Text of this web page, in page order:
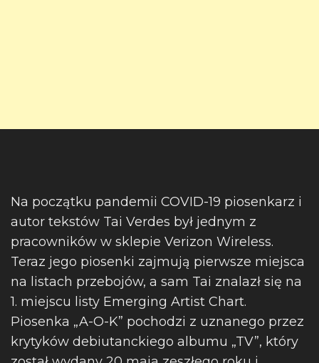
Na początku pandemii COVID-19 piosenkarz i
autor tekstów Tai Verdes był jednym z
pracowników w sklepie Verizon Wireless.
Teraz jego piosenki zajmują pierwsze miejsca
na listach przebojów, a sam Tai znalazł się na
1. miejscu listy Emerging Artist Chart.
Piosenka „A-O-K” pochodzi z uznanego przez
krytyków debiutanckiego albumu „TV”, który